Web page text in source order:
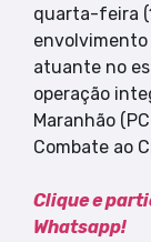
quarta-feira
envolvimento
atuante no
operação
Maranhão
Combate ao
Clique e
Whatsapp!